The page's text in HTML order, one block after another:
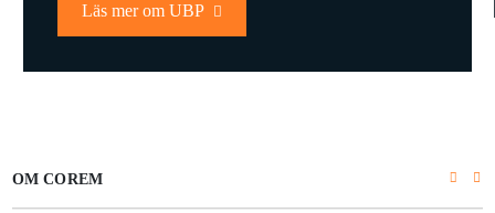
Läs mer om UBP
OM COREM